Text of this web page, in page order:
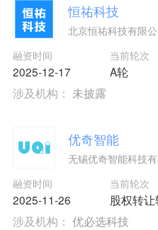
恒祐科技
北京恒祐科技有限
融资时间
2025-12-17
当前轮次
A轮
涉及机构： 未披露
优奇智能
无锡优奇智能科技
融资时间
2025-11-26
当前轮次
股权转
涉及机构： 优必选科技